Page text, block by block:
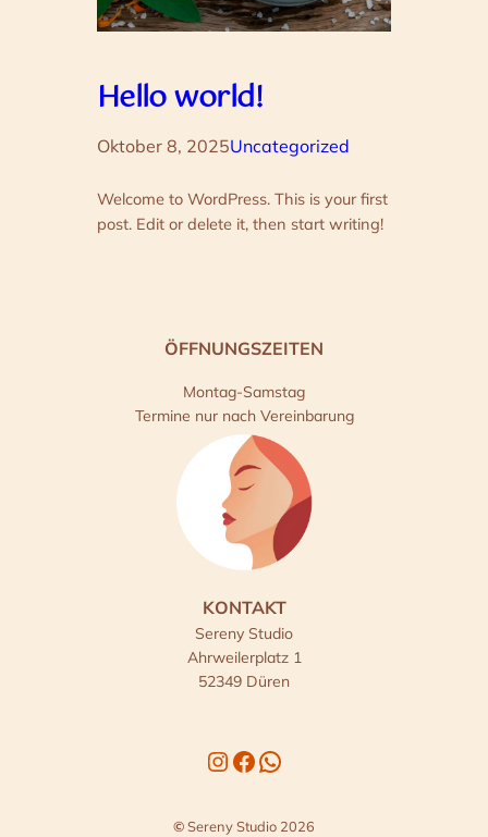
Hello world!
Oktober 8, 2025Uncategorized
Welcome to WordPress. This is your first
post. Edit or delete it, then start writing!
ÖFFNUNGSZEITEN
Montag-Samstag
Termine nur nach Vereinbarung
KONTAKT
Sereny Studio
Ahrweilerplatz 1
52349 Düren
Instagram
Facebook
WhatsApp
©Sereny Studio 2026